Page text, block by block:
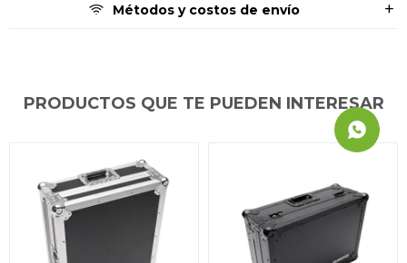
Métodos y costos de envío
PRODUCTOS QUE TE PUEDEN INTERESAR